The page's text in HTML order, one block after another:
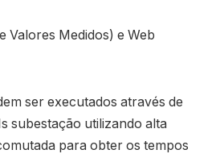
Valores Medidos) e Web
ser executados através de
subestação utilizando alta
para obter os tempos